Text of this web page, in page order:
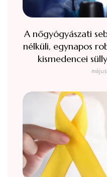
A nőgyógyászati
nélküli, egynapos
kismedencei